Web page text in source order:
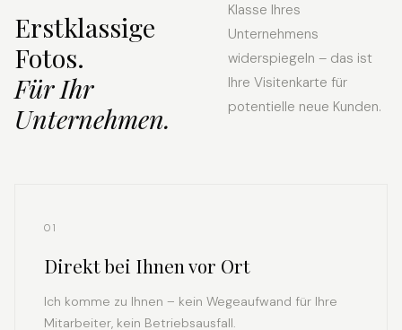
Erstklassige
Fotos.
Für Ihr
Unternehmen.
Klasse Ihres
Unternehmens
widerspiegeln – das ist
Ihre Visitenkarte für
potentielle neue Kunden.
01
Direkt bei Ihnen vor Ort
Ich komme zu Ihnen – kein Wegeaufwand für Ihre
Mitarbeiter, kein Betriebsausfall.